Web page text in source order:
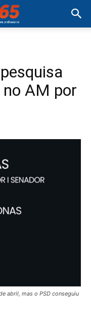
AM por
abril, mas o PSD conseguiu